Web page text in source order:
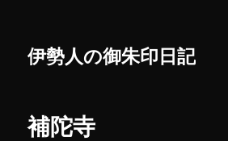
伊勢人の御朱印日記
補陀寺